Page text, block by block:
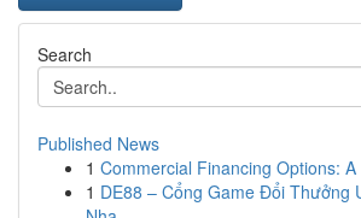
Search
Published News
1 Commercial Financing Options:
1 DE88 – Cổng Game Đổi Thưởng